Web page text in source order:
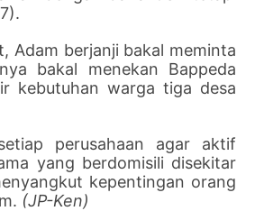
Adam berjanji bakal meminta
bakal menekan Bappeda
kebutuhan warga tiga desa
perusahaan agar aktif
yang berdomisili disekitar
kepentingan orang
(JP-Ken)